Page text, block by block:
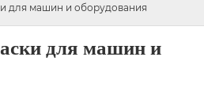
для машин и оборудования
для машин и